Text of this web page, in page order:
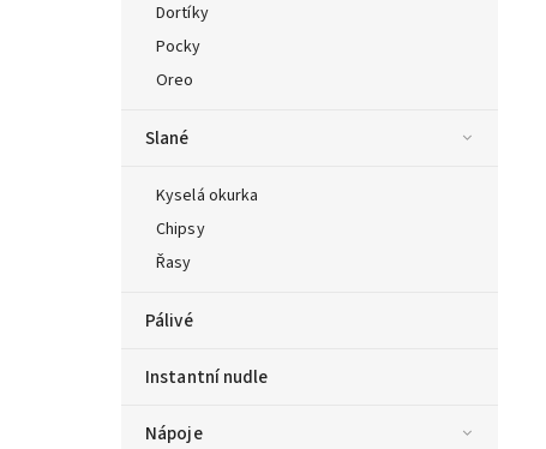
Dortíky
Pocky
Oreo
Slané
Kyselá okurka
Chipsy
Řasy
Pálivé
Instantní nudle
Nápoje